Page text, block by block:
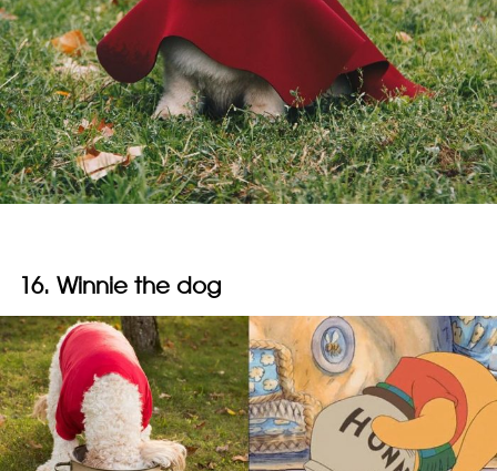
16. Winnie the dog